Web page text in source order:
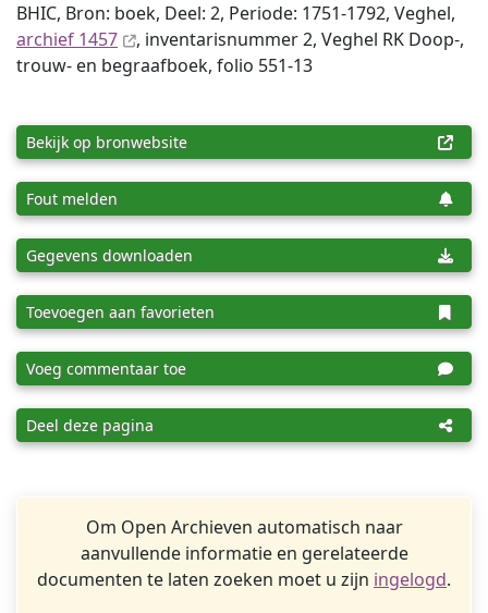
BHIC, Bron: boek, Deel: 2, Periode: 1751-1792, Veghel,
archief 1457
, inventaris­num­mer 2, Veghel RK Doop-,
trouw- en begraafboek, folio 551-13
Bekijk op bronwebsite
Fout melden
Gegevens downloaden
Toevoegen aan favorieten
Voeg commentaar toe
Deel deze pagina
Om Open Archieven automatisch naar
aanvullende informatie en gerelateerde
documenten te laten zoeken moet u zijn ingelogd.